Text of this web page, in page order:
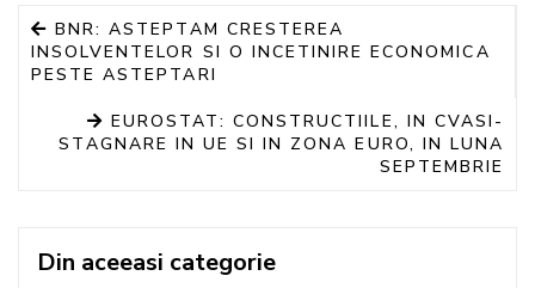
BNR: ASTEPTAM CRESTEREA
INSOLVENTELOR SI O INCETINIRE ECONOMICA
PESTE ASTEPTARI
EUROSTAT: CONSTRUCTIILE, IN CVASI-
STAGNARE IN UE SI IN ZONA EURO, IN LUNA
SEPTEMBRIE
Din aceeasi categorie